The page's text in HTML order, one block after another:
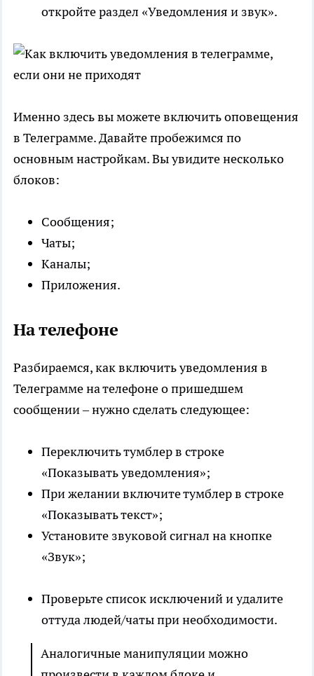
откройте раздел «Уведомления и звук».
Именно здесь вы можете включить оповещения
в Телеграмме. Давайте пробежимся по
основным настройкам. Вы увидите несколько
блоков:
Сообщения;
Чаты;
Каналы;
Приложения.
На телефоне
Разбираемся, как включить уведомления в
Телеграмме на телефоне о пришедшем
сообщении – нужно сделать следующее:
Переключить тумблер в строке
«Показывать уведомления»;
При желании включите тумблер в строке
«Показывать текст»;
Установите звуковой сигнал на кнопке
«Звук»;
Проверьте список исключений и удалите
оттуда людей/чаты при необходимости.
Аналогичные манипуляции можно